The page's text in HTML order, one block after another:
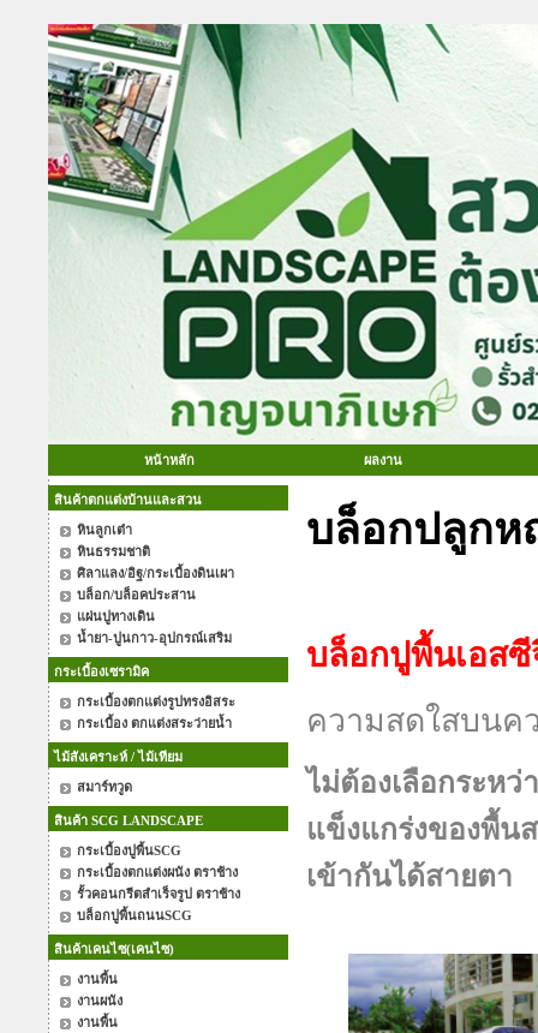
หน้าหลัก ผลงาน
สินค้าตกแต่งบ้านและสวน
หินลูกเต๋า
หินธรรมชาติ
ศิลาแลง/อิฐ/กระเบื้องดินเผา
บล็อก/บล็อคประสาน
แผ่นปูทางเดิน
น้ำยา-ปูนกาว-อุปกรณ์เสริม
กระเบื้องเซรามิค
กระเบื้องตกแต่งรูปทรงอิสระ
กระเบื้อง ตกแต่งสระว่ายน้ำ
ไม้สังเคราะห์ / ไม้เทียม
สมาร์ทวูด
สินค้า SCG LANDSCAPE
กระเบื้องปูพื้นSCG
กระเบื้องตกแต่งผนัง ตราช้าง
รั้วคอนกรีตสำเร็จรูป ตราช้าง
บล็อกปูพื้นถนนSCG
สินค้าเคนไซ(เคนไซ)
งานพื้น
งานผนัง
งานพื้น
บล็อกปลูก
บล็อกปูพื้นเอ
ความสดใสบนค
ไม่ต้องเลือกระห
แข็งแกร่งของพื้น
เข้ากันได้สายตา